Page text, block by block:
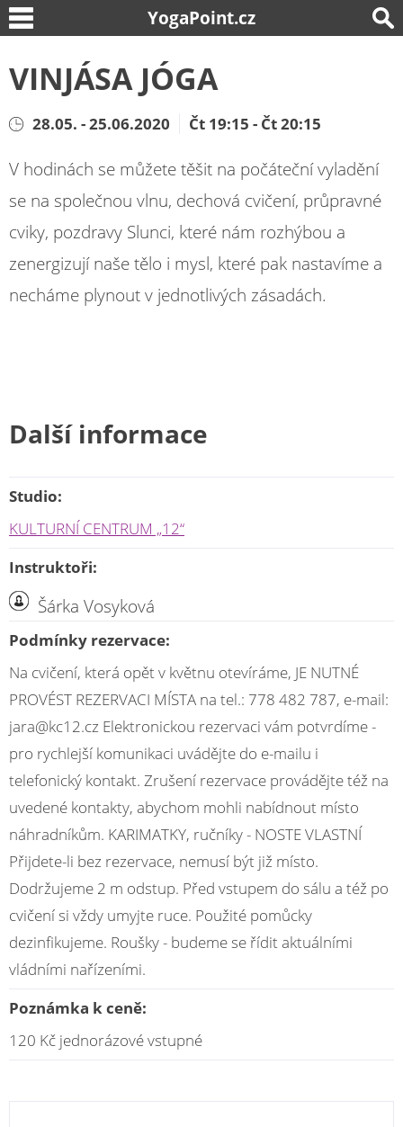
YogaPoint.cz
VINJÁSA JÓGA
28.05. - 25.06.2020 Čt 19:15 - Čt 20:15
V hodinách se můžete těšit na počáteční vyladění
se na společnou vlnu, dechová cvičení, průpravné
cviky, pozdravy Slunci, které nám rozhýbou a
zenergizují naše tělo i mysl, které pak nastavíme a
necháme plynout v jednotlivých zásadách.
Další informace
Studio:
KULTURNÍ CENTRUM „12“
Instruktoři:
Šárka Vosyková
Podmínky rezervace:
Na cvičení, která opět v květnu otevíráme, JE NUTNÉ
PROVÉST REZERVACI MÍSTA na tel.: 778 482 787, e-mail:
jara@kc12.cz Elektronickou rezervaci vám potvrdíme -
pro rychlejší komunikaci uvádějte do e-mailu i
telefonický kontakt. Zrušení rezervace provádějte též na
uvedené kontakty, abychom mohli nabídnout místo
náhradníkům. KARIMATKY, ručníky - NOSTE VLASTNÍ
Přijdete-li bez rezervace, nemusí být již místo.
Dodržujeme 2 m odstup. Před vstupem do sálu a též po
cvičení si vždy umyjte ruce. Použité pomůcky
dezinfikujeme. Roušky - budeme se řídit aktuálními
vládními nařízeními.
Poznámka k ceně:
120 Kč jednorázové vstupné